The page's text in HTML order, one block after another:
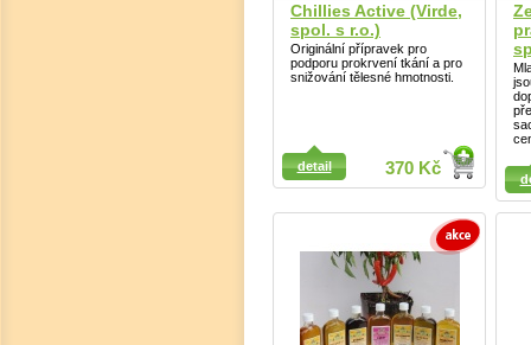
Chillies Active (Virde,
spol. s r.o.)
Originální přípravek pro
podporu prokrvení tkání a pro
snižování tělesné hmotnosti.
370 Kč
detail
Detail